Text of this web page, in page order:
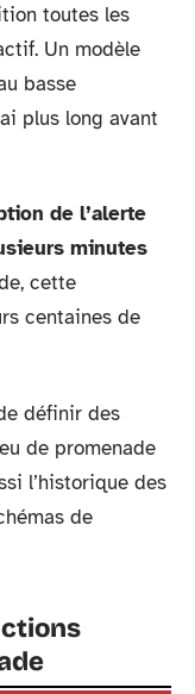
toutes les
Un modèle
basse
plus long avant
de l’alerte
minutes
cette
centaines de
définir des
de promenade
l’historique des
de